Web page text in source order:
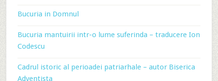
Bucuria in Domnul
Bucuria mantuirii intr-o lume suferinda – traducere Ion
Codescu
Cadrul istoric al perioadei patriarhale – autor Biserica
Adventista